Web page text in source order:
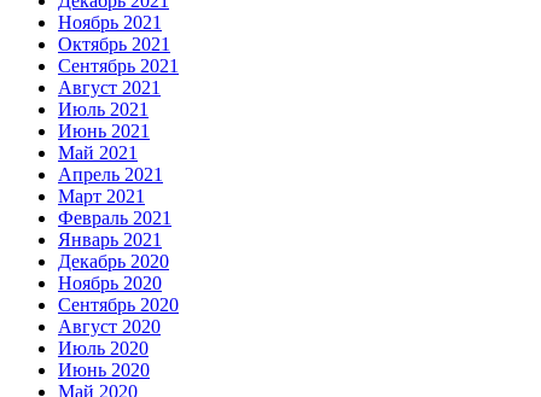
Ноябрь 2021
Октябрь 2021
Сентябрь 2021
Август 2021
Июль 2021
Июнь 2021
Май 2021
Апрель 2021
Март 2021
Февраль 2021
Январь 2021
Декабрь 2020
Ноябрь 2020
Сентябрь 2020
Август 2020
Июль 2020
Июнь 2020
Май 2020